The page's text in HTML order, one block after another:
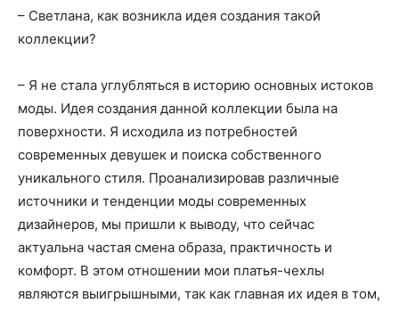
– Светлана, как возникла идея создания такой
коллекции?
– Я не стала углубляться в историю основных истоков
моды. Идея создания данной коллекции была на
поверхности. Я исходила из потребностей
современных девушек и поиска собственного
уникального стиля. Проанализировав различные
источники и тенденции моды современных
дизайнеров, мы пришли к выводу, что сейчас
актуальна частая смена образа, практичность и
комфорт. В этом отношении мои платья-чехлы
являются выигрышными, так как главная их идея в том,